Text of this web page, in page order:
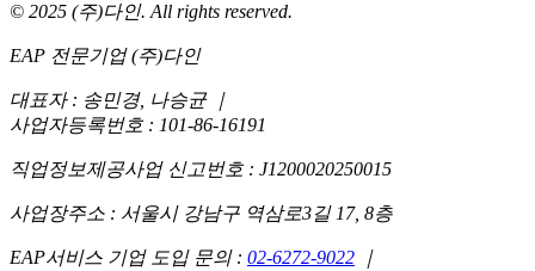
© 2025 (주)다인. All rights reserved.
EAP 전문기업 (주)다인
대표자 : 송민경, 나승균 ｜
사업자등록번호 : 101-86-16191
직업정보제공사업 신고번호 : J1200020250015
사업장주소 : 서울시 강남구 역삼로3길 17, 8층
EAP서비스 기업 도입 문의 : 02-6272-9022 ｜